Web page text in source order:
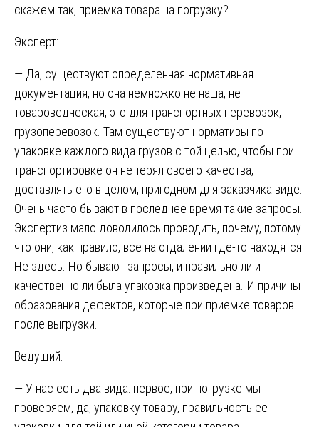
скажем так, приемка товара на погрузку?
Эксперт:
— Да, существуют определенная нормативная
документация, но она немножко не наша, не
товароведческая, это для транспортных перевозок,
грузоперевозок. Там существуют нормативы по
упаковке каждого вида грузов с той целью, чтобы при
транспортировке он не терял своего качества,
доставлять его в целом, пригодном для заказчика виде.
Очень часто бывают в последнее время такие запросы.
Экспертиз мало доводилось проводить, почему, потому
что они, как правило, все на отдалении где-то находятся.
Не здесь. Но бывают запросы, и правильно ли и
качественно ли была упаковка произведена. И причины
образования дефектов, которые при приемке товаров
после выгрузки…
Ведущий:
— У нас есть два вида: первое, при погрузке мы
проверяем, да, упаковку товару, правильность ее